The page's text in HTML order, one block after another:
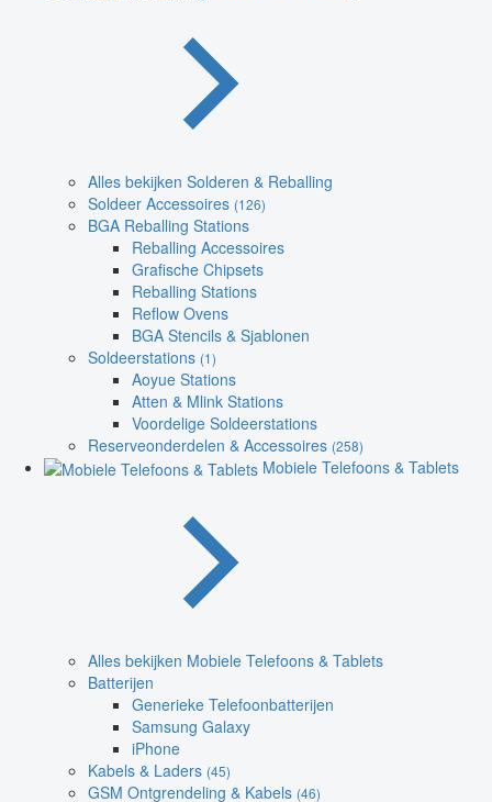
Alles bekijken Solderen & Reballing
Soldeer Accessoires (126)
BGA Reballing Stations
Reballing Accessoires
Grafische Chipsets
Reballing Stations
Reflow Ovens
BGA Stencils & Sjablonen
Soldeerstations (1)
Aoyue Stations
Atten & Mlink Stations
Voordelige Soldeerstations
Reserveonderdelen & Accessoires (258)
Mobiele Telefoons & Tablets
Alles bekijken Mobiele Telefoons & Tablets
Batterijen
Generieke Telefoonbatterijen
Samsung Galaxy
iPhone
Kabels & Laders (45)
GSM Ontgrendeling & Kabels (46)